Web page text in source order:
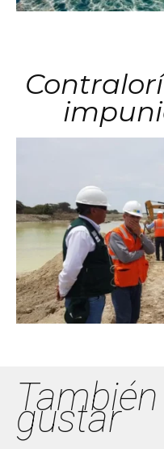
gustar